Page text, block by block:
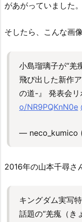
があがっていました。
そしたら、こんな画
小島瑠璃子が“羌
飛び出した新作
の道-』 発表会
o/NR9PQKnN0e
— neco_kumico
2016年の山本千尋さ
キングダム実写
話題の“羌瘣（き